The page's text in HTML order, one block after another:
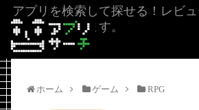
アプリを検索して探せる！レビ
を掲載しています。
ホーム ゲーム RPG